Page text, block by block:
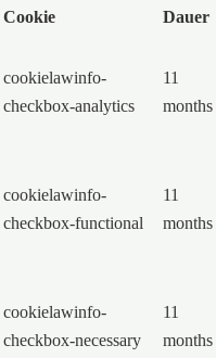
Cookie
Dauer
cookielawinfo-
checkbox-analytics
11
months
cookielawinfo-
checkbox-functional
11
months
cookielawinfo-
checkbox-necessary
11
months